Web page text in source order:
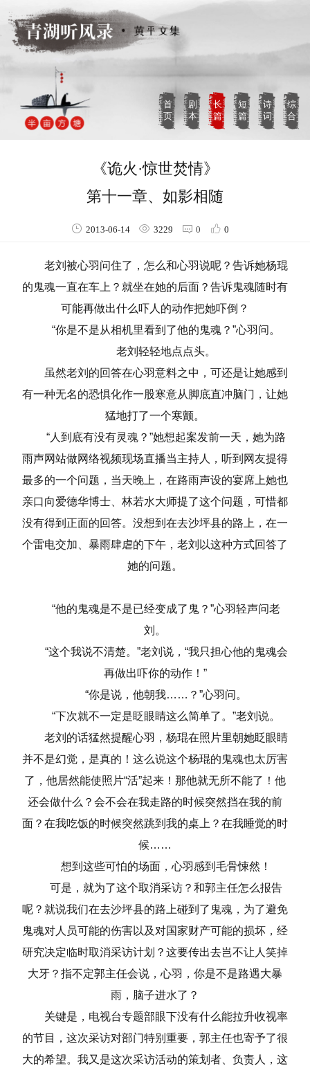
首
页
剧
本
长
篇
短
篇
诗
词
综
合
《诡火·惊世焚情》
第十一章、如影相随
2013-06-14 3229 0 0
老刘被心羽问住了，怎么和心羽说呢？告诉她杨琨
的鬼魂一直在车上？就坐在她的后面？告诉鬼魂随时有
可能再做出什么吓人的动作把她吓倒？
“你是不是从相机里看到了他的鬼魂？”心羽问。
老刘轻轻地点点头。
虽然老刘的回答在心羽意料之中，可还是让她感到
有一种无名的恐惧化作一股寒意从脚底直冲脑门，让她
猛地打了一个寒颤。
“人到底有没有灵魂？”她想起案发前一天，她为路
雨声网站做网络视频现场直播当主持人，听到网友提得
最多的一个问题，当天晚上，在路雨声设的宴席上她也
亲口向爱德华博士、林若水大师提了这个问题，可惜都
没有得到正面的回答。没想到在去沙坪县的路上，在一
个雷电交加、暴雨肆虐的下午，老刘以这种方式回答了
她的问题。
“他的鬼魂是不是已经变成了鬼？”心羽轻声问老
刘。
“这个我说不清楚。”老刘说，“我只担心他的鬼魂会
再做出吓你的动作！”
“你是说，他朝我……？”心羽问。
“下次就不一定是眨眼睛这么简单了。”老刘说。
老刘的话猛然提醒心羽，杨琨在照片里朝她眨眼睛
并不是幻觉，是真的！这么说这个杨琨的鬼魂也太厉害
了，他居然能使照片“活”起来！那他就无所不能了！他
还会做什么？会不会在我走路的时候突然挡在我的前
面？在我吃饭的时候突然跳到我的桌上？在我睡觉的时
候……
想到这些可怕的场面，心羽感到毛骨悚然！
可是，就为了这个取消采访？和郭主任怎么报告
呢？就说我们在去沙坪县的路上碰到了鬼魂，为了避免
鬼魂对人员可能的伤害以及对国家财产可能的损坏，经
研究决定临时取消采访计划？这要传出去岂不让人笑掉
大牙？指不定郭主任会说，心羽，你是不是路遇大暴
雨，脑子进水了？
关键是，电视台专题部眼下没有什么能拉升收视率
的节目，这次采访对部门特别重要，郭主任也寄予了很
大的希望。我又是这次采访活动的策划者、负责人，这